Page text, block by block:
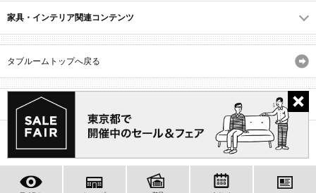
家具・インテリア関連コンテンツ
タブルームトップへ戻る
サイトマップ プライバシーポリシー